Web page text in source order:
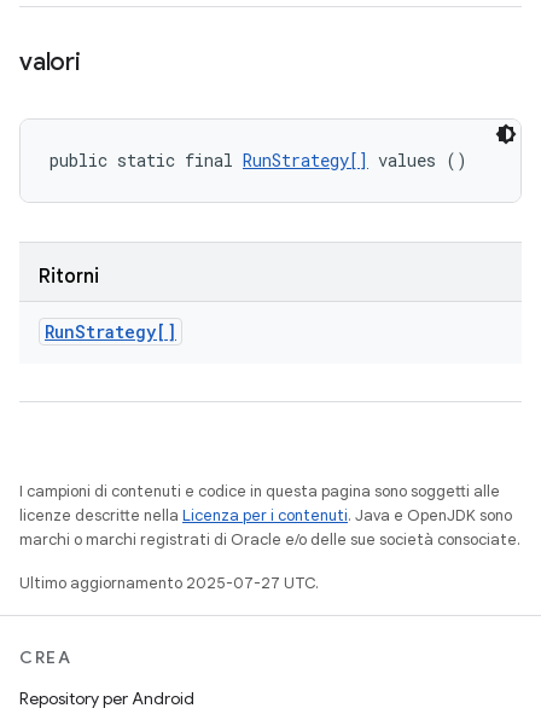
valori
public static final RunStrategy[] values ()
Ritorni
RunStrategy[]
I campioni di contenuti e codice in questa pagina sono soggetti alle
licenze descritte nella Licenza per i contenuti. Java e OpenJDK sono
marchi o marchi registrati di Oracle e/o delle sue società consociate.
Ultimo aggiornamento 2025-07-27 UTC.
CREA
Repository per Android